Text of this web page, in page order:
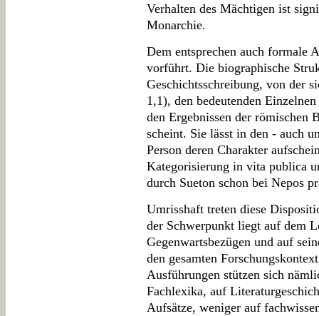
Verhalten des Mächtigen ist
Monarchie.
Dem entsprechen auch formale
vorführt. Die biographische
Geschichtsschreibung, von der
1,1), den bedeutenden
den Ergebnissen der römischen
scheint. Sie lässt in den - auch
Person deren Charakter
Kategorisierung in vita publica
durch Sueton schon bei Nepos
Umrisshaft treten diese
der Schwerpunkt liegt auf dem
Gegenwartsbezügen und auf
den gesamten
Ausführungen stützen sich
Fachlexika, auf
Aufsätze, weniger auf